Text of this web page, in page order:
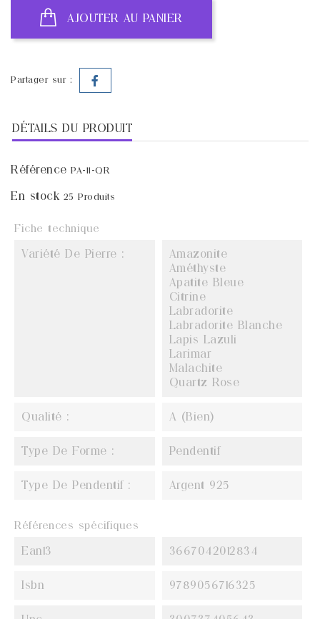
AJOUTER AU PANIER
Partager sur :
DÉTAILS DU PRODUIT
Référence PA-11-QR
En stock 25 Produits
Fiche technique
Variété De Pierre :
Amazonite
Améthyste
Apatite Bleue
Citrine
Labradorite
Labradorite Blanche
Lapis Lazuli
Larimar
Malachite
Quartz Rose
Qualité : A (Bien)
Type De Forme : Pendentif
Type De Pendentif : Argent 925
Références spécifiques
Ean13 3667042012834
Isbn 9789056716325